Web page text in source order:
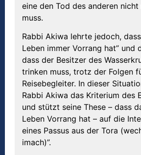
eine den Tod des anderen nicht
muss.
Rabbi Akiwa lehrte jedoch,
Leben immer Vorrang hat” und
dass der Besitzer des
trinken muss, trotz der Folgen
Reisebegleiter. In dieser
Rabbi Akiwa das Kriterium des
und stützt seine These – dass
Leben Vorrang hat – auf die
eines Passus aus der Tora
imach)”.